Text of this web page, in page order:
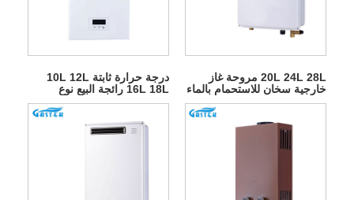
درجة حرارة ثابتة 10L 12L
16L 18L رائجة البيع نوع
المداخن يُعلق على الحائط
بدون خزان غاز البترول المسال
الفوري سخان مياه يعمل بالغاز
الطبيعي الساخن للاستحمام
20L 24L 28L مروحة غاز
خارجية سخان للاستحمام بالماء
الساخن